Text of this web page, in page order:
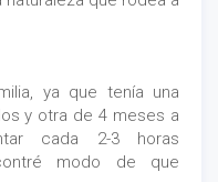
ya que tenía una
y otra de 4 meses a
cada 2-3 horas
modo de que